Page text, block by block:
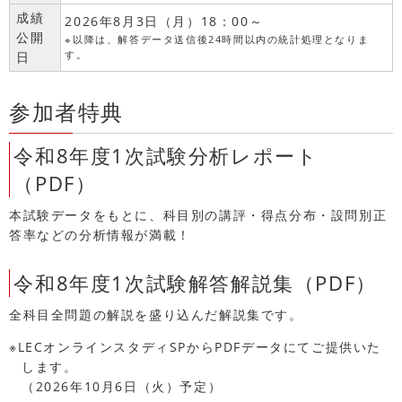
成績
公開
日
2026年8月3日（月）18：00～
※以降は、解答データ送信後24時間以内の統計処理となりま
す。
参加者特典
令和8年度1次試験分析レポート
（PDF）
本試験データをもとに、科目別の講評・得点分布・設問別正
答率などの分析情報が満載！
令和8年度1次試験解答解説集（PDF）
全科目全問題の解説を盛り込んだ解説集です。
※LECオンラインスタディSPからPDFデータにてご提供いた
します。
（2026年10月6日（火）予定）